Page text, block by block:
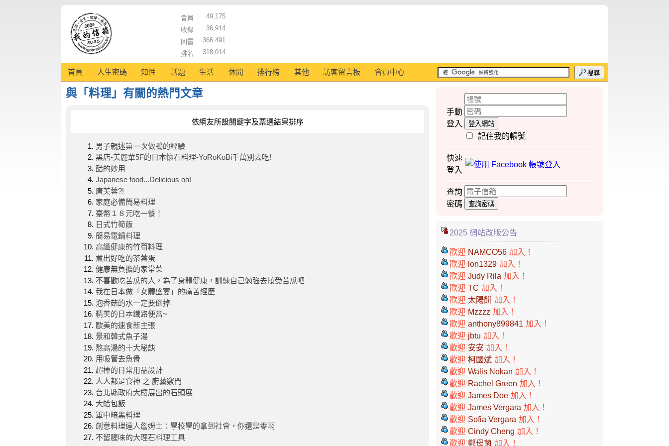
會員
49,175
收錄
36,914
回覆
366,491
排名
318,014
首頁 人生密碼 知性 話題 生活 休閒 排行榜 其他 訪客留言板 會員中心 搜尋
與「料理」有關的熱門文章
依網友所設關鍵字及票選結果排序
男子親述第一次做鴨的經驗
黑店-美麗華5F的日本懷石料理-YoRoKoBi千萬別去吃!
醋的妙用
Japanese food...Delicious oh!
唐芙蓉?!
家庭必備簡易料理
臺幣１８元吃一餐！
日式竹筍飯
簡易電鍋料理
高纖健康的竹筍料理
煮出好吃的茶葉蛋
健康無負擔的家常菜
不喜歡吃苦瓜的人，為了身體健康，訓練自己勉強去接受苦瓜吧
我在日本做「女體盛宴」的痛苦經歷
泡香菇的水一定要倒掉
精美的日本鐵路便當~
歐美的速食新主張
景和韓式魚子湯
熬高湯的十大秘訣
用吸管去魚骨
超棒的日常用品設計
人人都是食神 之 廚藝竅門
台北縣政府大樓展出的石頭展
大蛤包飯
軍中暗黑料理
創意料理達人詹姆士：學校學的拿到社會，你還是零啊
不留腥味的大理石料理工具
手動
登入
登入網站
記住我的帳號
快速
登入
查詢
密碼
查詢密碼
2025 網站改版公告
歡迎 NAMCO56 加入！
歡迎 lon1329 加入！
歡迎 Judy Rila 加入！
歡迎 TC 加入！
歡迎 太陽餅 加入！
歡迎 Mzzzz 加入！
歡迎 anthony899841 加入！
歡迎 jbtu 加入！
歡迎 安安 加入！
歡迎 柯國斌 加入！
歡迎 Walis Nokan 加入！
歡迎 Rachel Green 加入！
歡迎 James Doe 加入！
歡迎 James Vergara 加入！
歡迎 Sofia Vergara 加入！
歡迎 Cindy Cheng 加入！
歡迎 鄭母菌 加入！